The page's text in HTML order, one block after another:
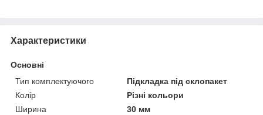
Характеристики
Основні
Тип комплектуючого
Підкладка під склопакет
Колір
Різні кольори
Ширина
30 мм